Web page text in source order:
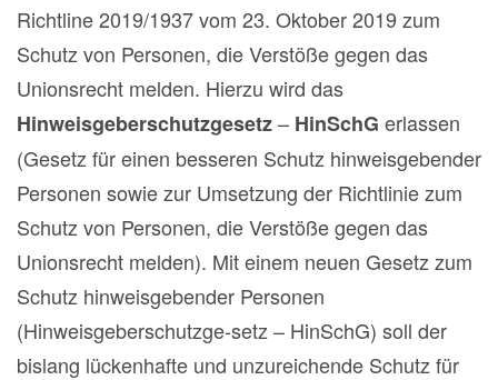
Richtline 2019/1937 vom 23. Oktober 2019 zum
Schutz von Personen, die Verstöße gegen das
Unionsrecht melden. Hierzu wird das
Hinweisgeberschutzgesetz– HinSchG erlassen
(Gesetz für einen besseren Schutz hinweisgebender
Personen sowie zur Umsetzung der Richtlinie zum
Schutz von Personen, die Verstöße gegen das
Unionsrecht melden). Mit einem neuen Gesetz zum
Schutz hinweisgebender Personen
(Hinweisgeberschutzge-setz – HinSchG) soll der
bislang lückenhafte und unzureichende Schutz für